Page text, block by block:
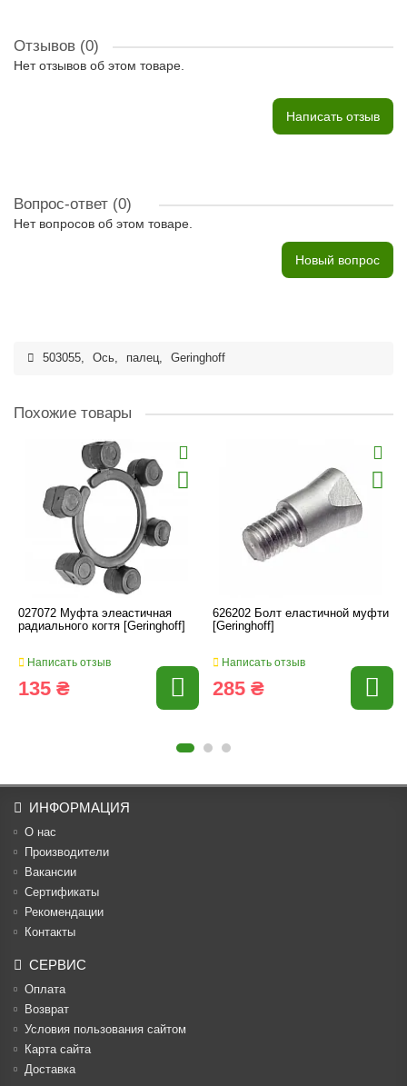
Отзывов (0)
Нет отзывов об этом товаре.
Написать отзыв
Вопрос-ответ (0)
Нет вопросов об этом товаре.
Новый вопрос
503055, Ось, палец, Geringhoff
Похожие товары
027072 Муфта элеастичная
радиального когтя [Geringhoff]
Написать отзыв
135 ₴
626202 Болт еластичной муфти
[Geringhoff]
Написать отзыв
285 ₴
ИНФОРМАЦИЯ
О нас
Производители
Вакансии
Cертификаты
Рекомендации
Контакты
СЕРВИС
Оплата
Возврат
Условия пользования сайтом
Карта сайта
Доставка